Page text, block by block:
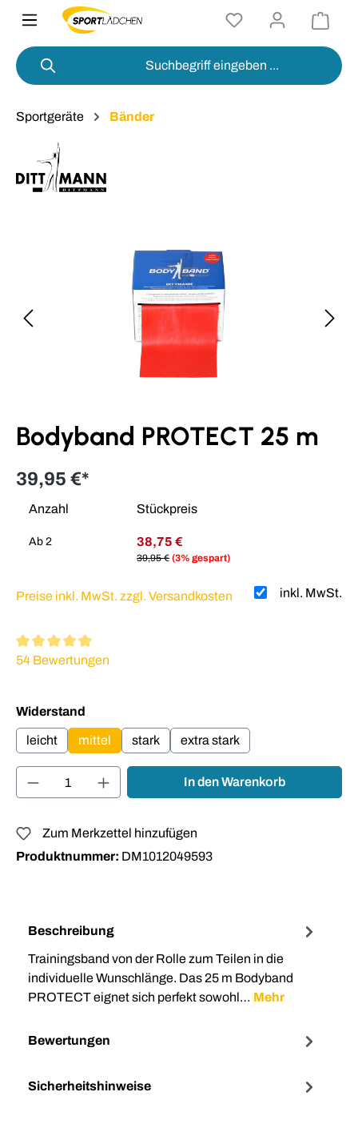
springen
Sportgeräte Bänder
Bodyband PROTECT 25 m
39,95 €*
Anzahl Stückpreis
Ab 2 38,75 €
39,95 € (3% gespart)
inkl. MwSt.
Preise inkl. MwSt. zzgl. Versandkosten
Durchschnittliche Bewertung von 4.93 von 5 Sternen
54 Bewertungen
Widerstand
leicht mittel stark extra stark
Produkt Anzahl: Gib den gewünschten
In den Warenkorb
Zum Merkzettel hinzufügen
Produktnummer: DM1012049593
Beschreibung
Trainingsband von der Rolle zum Teilen in die
individuelle Wunschlänge. Das 25 m Bodyband
PROTECT eignet sich perfekt sowohl… Mehr
Bewertungen
Sicherheitshinweise